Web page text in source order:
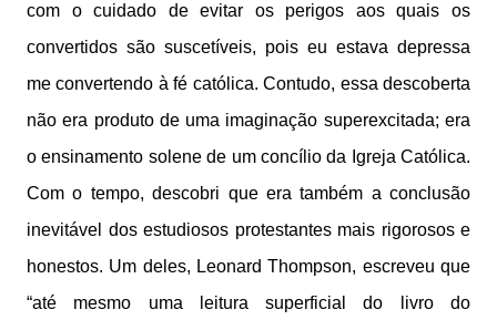
com o cuidado de evitar os perigos aos quais os
convertidos são suscetíveis, pois eu estava depressa
me convertendo à fé católica. Contudo, essa descoberta
não era produto de uma imaginação superexcitada; era
o ensinamento solene de um concílio da Igreja Católica.
Com o tempo, descobri que era também a conclusão
inevitável dos estudiosos protestantes mais rigorosos e
honestos. Um deles, Leonard Thompson, escreveu que
“até mesmo uma leitura superficial do livro do